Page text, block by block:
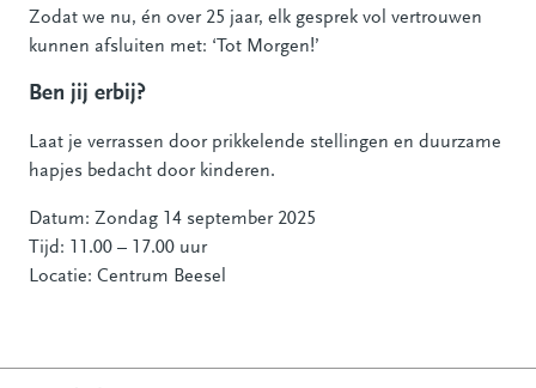
Zodat we nu, én over 25 jaar, elk gesprek vol vertrouwen
kunnen afsluiten met: ‘Tot Morgen!’
Ben jij erbij?
Laat je verrassen door prikkelende stellingen en duurzame
hapjes bedacht door kinderen.
Datum: Zondag 14 september 2025
Tijd: 11.00 – 17.00 uur
Locatie: Centrum Beesel